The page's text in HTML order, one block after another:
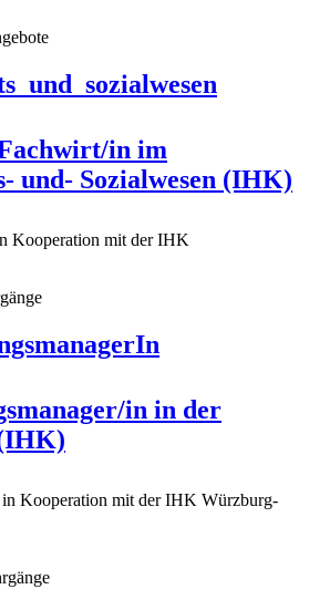
in im
und- Sozialwesen (IHK)
Kooperation mit der IHK
in in der
Kooperation mit der IHK Würzburg-